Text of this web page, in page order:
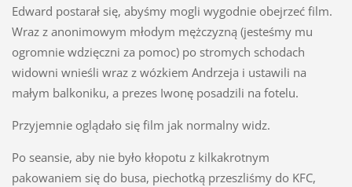
Edward postarał się, abyśmy mogli wygodnie obejrzeć film.
Wraz z anonimowym młodym mężczyzną (jesteśmy mu
ogromnie wdzięczni za pomoc) po stromych schodach
widowni wnieśli wraz z wózkiem Andrzeja i ustawili na
małym balkoniku, a prezes Iwonę posadzili na fotelu.
Przyjemnie oglądało się film jak normalny widz.
Po seansie, aby nie było kłopotu z kilkakrotnym
pakowaniem się do busa, piechotką przeszliśmy do KFC,